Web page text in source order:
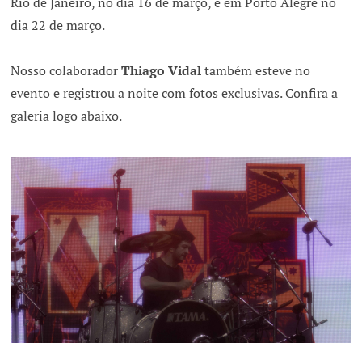
dia 22 de março.
Nosso colaboradorThiago Vidaltambém esteve no
evento e registrou a noite com fotos exclusivas. Confira a
galeria logo abaixo.